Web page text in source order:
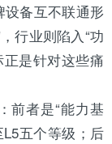
设备互不联通形
行业则陷入“功
是针对这些痛
前者是“能力基
五个等级；后